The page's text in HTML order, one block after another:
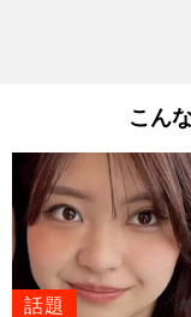
こん
話題